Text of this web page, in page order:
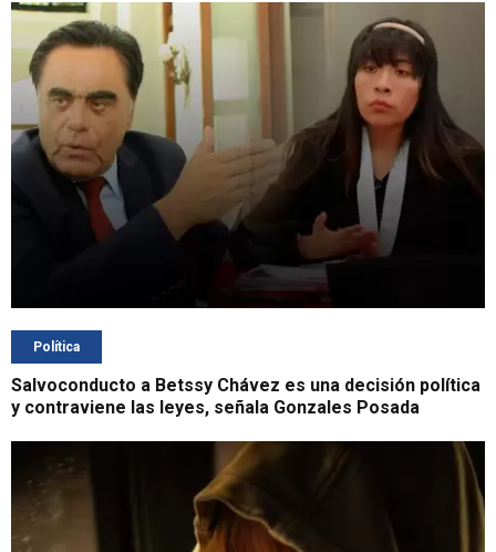
Política
Salvoconducto a Betssy Chávez es una decisión política
y contraviene las leyes, señala Gonzales Posada